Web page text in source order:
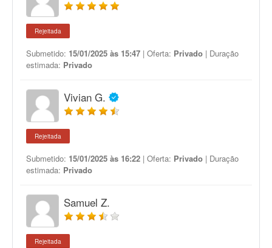
Rejeitada
Submetido: 15/01/2025 às 15:47 | Oferta: Privado | Duração
estimada: Privado
Vivian G.
Rejeitada
Submetido: 15/01/2025 às 16:22 | Oferta: Privado | Duração
estimada: Privado
Samuel Z.
Rejeitada